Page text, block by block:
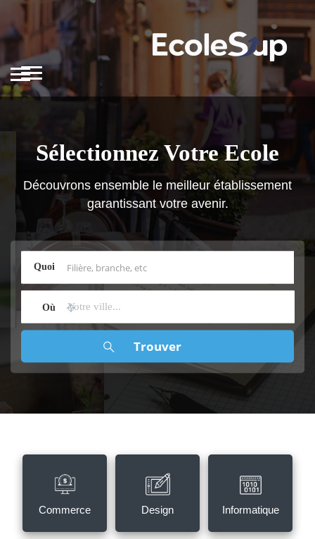
Sélectionnez Votre Ecole
Découvrons ensemble le meilleur établissement
garantissant votre avenir.
Quoi
Où
Commerce Design Informatique